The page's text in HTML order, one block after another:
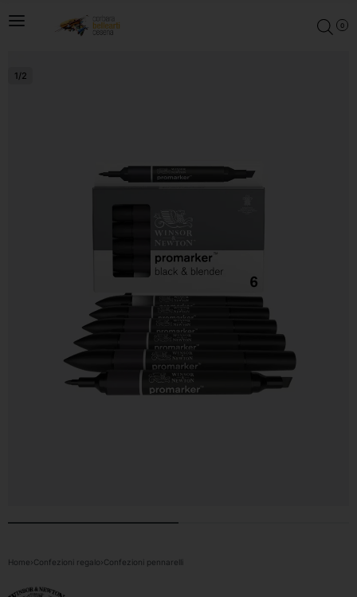
0
1/2
Home›Confezioni regalo›Confezioni pennarelli